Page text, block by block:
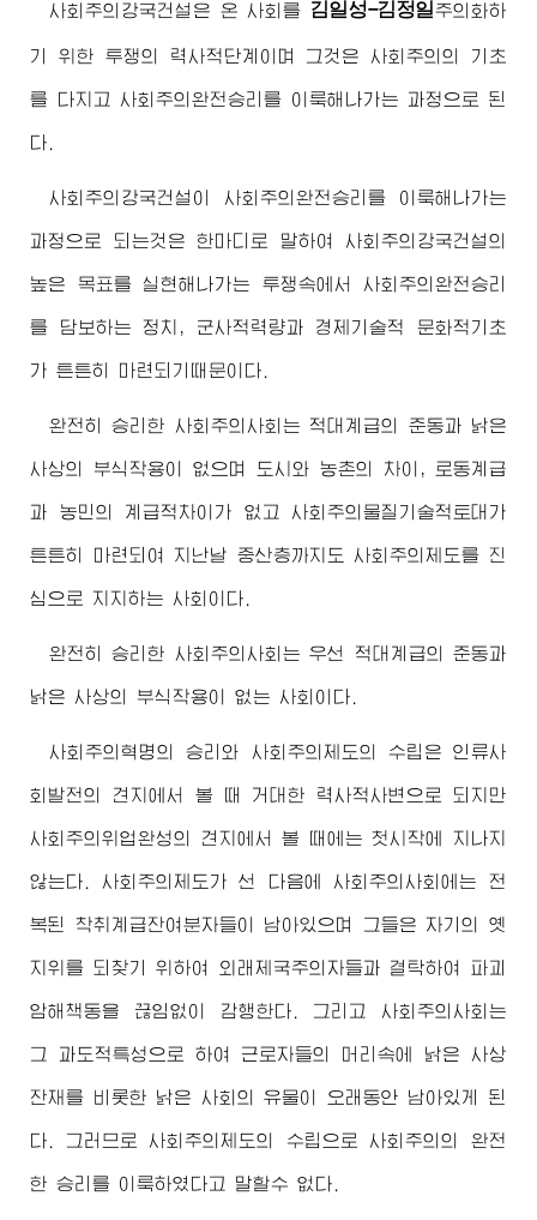
사회주의강국건설은 온 사회를 김일성-김정일주의 화하
기 위한 투쟁의 력사적단계이며 그것은 사회주의의 기초
를 다지고 사회주의완전승리를 이룩해나가는 과정으로 된
다.
사회주의강국건설이 사회주의완전승리를 이룩해나가는
과정으로 되는것은 한마디로 말하여 사회주의강국건설의
높은 목표를 실현해나가는 투쟁속에서 사회주의완전승리
를 담보하는 정치, 군사적력량과 경제기술적 문화적기초
가 튼튼히 마련되기때문이다.
완전히 승리한 사회주의사회는 적대계급의 준동과 낡은
사상의 부식작용이 없으며 도시와 농촌의 차이, 로동계급
과 농민의 계급적차이가 없고 사회주의물질기술적토대가
튼튼히 마련되여 지난날 중산층까지도 사회주의제도를 진
심으로 지지하는 사회이다.
완전히 승리한 사회주의사회는 우선 적대계급의 준동과
낡은 사상의 부식작용이 없는 사회이다.
사회주의혁명의 승리와 사회주의제도의 수립은 인류사
회발전의 견지에서 볼 때 거대한 력사적사변으로 되지만
사회주의위업완성의 견지에서 볼 때에는 첫시작에 지나지
않는다. 사회주의제도가 선 다음에 사회주의사회에는 전
복된 착취계급잔여분자들이 남아있으며 그들은 자기의 옛
지위를 되찾기 위하여 외래제국주의자들과 결탁하여 파괴
암해책동을 끊임없이 감행한다. 그리고 사회주의사회는
그 과도적특성으로 하여 근로자들의 머리속에 낡은 사상
잔재를 비롯한 낡은 사회의 유물이 오래동안 남아있게 된
다. 그러므로 사회주의제도의 수립으로 사회주의의 완전
한 승리를 이룩하였다고 말할수 없다.